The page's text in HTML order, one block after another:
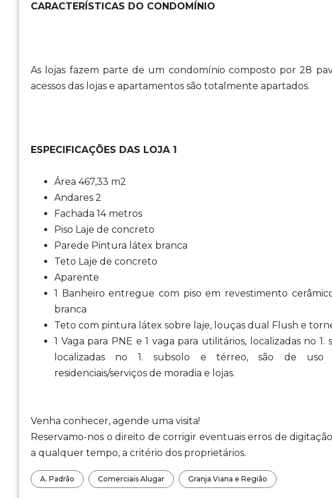
CARACTERÍSTICAS DO CONDOMÍNIO
As lojas fazem parte de um condomínio composto por 28
acessos das lojas e apartamentos são totalmente apartados.
ESPECIFICAÇÕES DAS LOJA 1
Área 467,33 m2
Andares 2
Fachada 14 metros
Piso Laje de concreto
Parede Pintura látex branca
Teto Laje de concreto
Aparente
1 Banheiro entregue com piso em revestimento
branca
Teto com pintura látex sobre laje, louças dual Flush e
1 Vaga para PNE e 1 vaga para utilitários, localizadas no
localizadas no 1. subsolo e térreo, são de uso
residenciais/serviços de moradia e lojas.
Venha conhecer, agende uma visita!
Reservamo-nos o direito de corrigir eventuais erros de
a qualquer tempo, a critério dos proprietários.
A. Padrão Comerciais Alugar Granja Viana e Região